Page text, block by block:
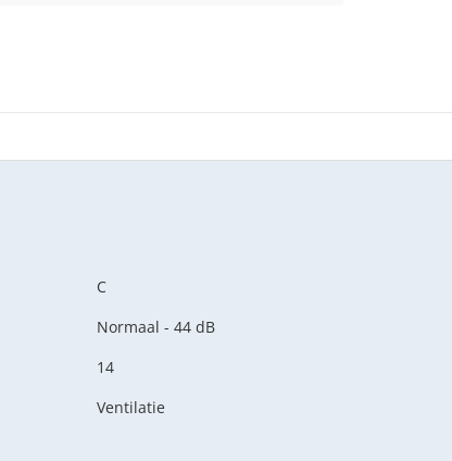
C
Normaal - 44 dB
14
Ventilatie